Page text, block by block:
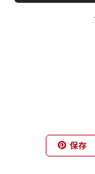
保存